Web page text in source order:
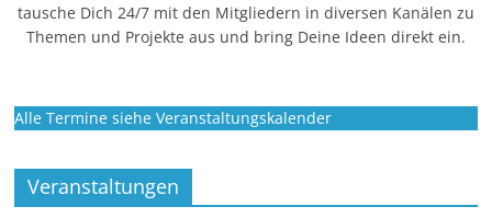
tausche Dich 24/7 mit den Mitgliedern in diversen Kanälen zu
Themen und Projekte aus und bring Deine Ideen direkt ein.
Alle Termine siehe Veranstaltungskalender
Veranstaltungen